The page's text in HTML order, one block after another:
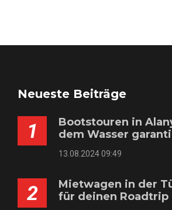
Neueste Beiträge
1
Bootstouren in
dem Wasser
13.08.2024 09:49
2
Mietwagen in der
für deinen Roadtrip